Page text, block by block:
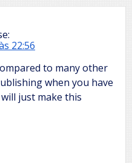
22:56
to many other
when you have
just make this